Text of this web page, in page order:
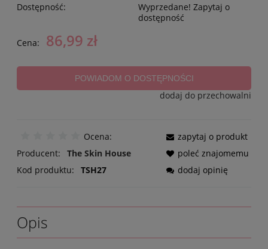
Dostępność:
Wyprzedane! Zapytaj o
dostępność
Cena: 86,99 zł
POWIADOM O DOSTĘPNOŚCI
dodaj do przechowalni
Ocena:
Producent:
The Skin House
Kod produktu:
TSH27
zapytaj o produkt
poleć znajomemu
dodaj opinię
Opis